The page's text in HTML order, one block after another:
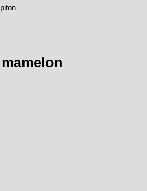
piton
mamelon